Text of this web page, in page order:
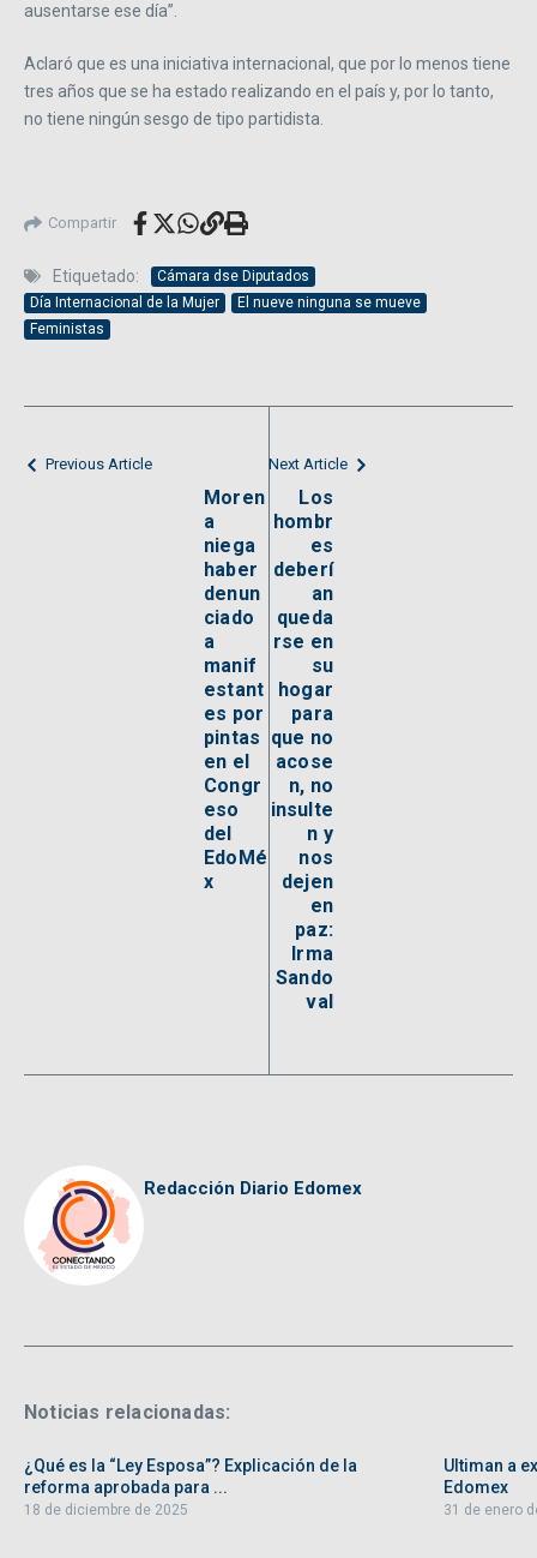
ausentarse ese día”.
Aclaró que es una iniciativa internacional, que por lo menos tiene
tres años que se ha estado realizando en el país y, por lo tanto,
no tiene ningún sesgo de tipo partidista.
Compartir
Etiquetado:
Cámara dse Diputados
Día Internacional de la Mujer
El nueve ninguna se mueve
Feministas
Previous Article
Moren
a
niega
haber
denun
ciado
a
manif
estant
es por
pintas
en el
Congr
eso
del
EdoMé
x
Next Article
Los
hombr
es
deberí
an
queda
rse en
su
hogar
para
que no
acose
n, no
insulte
n y
nos
dejen
en
paz:
Irma
Sando
val
Redacción Diario Edomex
Noticias relacionadas:
¿Qué es la “Ley Esposa”? Explicación de la
reforma aprobada para ...
18 de diciembre de 2025
Ultiman a
Edomex
31 de enero